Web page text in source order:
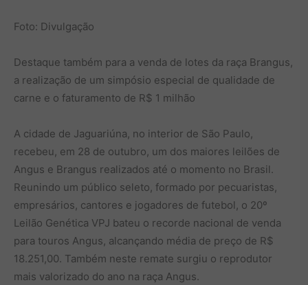
Foto: Divulgação
Destaque também para a venda de lotes da raça Brangus,
a realização de um simpósio especial de qualidade de
carne e o faturamento de R$ 1 milhão
A cidade de Jaguariúna, no interior de São Paulo,
recebeu, em 28 de outubro, um dos maiores leilões de
Angus e Brangus realizados até o momento no Brasil.
Reunindo um público seleto, formado por pecuaristas,
empresários, cantores e jogadores de futebol, o 20º
Leilão Genética VPJ bateu o recorde nacional de venda
para touros Angus, alcançando média de preço de R$
18.251,00. Também neste remate surgiu o reprodutor
mais valorizado do ano na raça Angus.